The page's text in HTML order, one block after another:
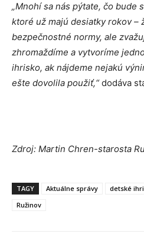
„Mnohí sa nás pýtate, čo bude
ktoré už majú desiatky rokov –
bezpečnostné normy, ale
zhromaždíme a vytvoríme
ihrisko, ak nájdeme nejakú
ešte dovolila použiť,“dodáva
Zdroj: Martin Chren-starosta
TAGY Aktuálne správy detské
Ružinov